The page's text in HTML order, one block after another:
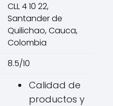
CLL 4 10 22,
Santander de
Quilichao, Cauca,
Colombia
8.5/10
Calidad de
productos y